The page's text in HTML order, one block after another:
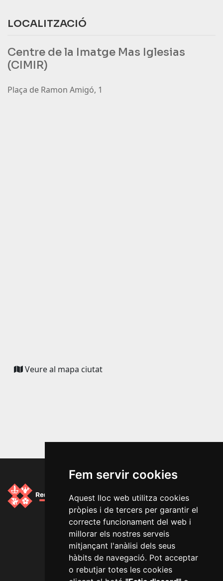
Fem servir cookies
Aquest lloc web utilitza cookies
pròpies i de tercers per garantir el
correcte funcionament del web i
millorar els nostres serveis
mitjançant l'anàlisi dels seus
hàbits de navegació. Pot acceptar
o rebutjar totes les cookies
LOCALITZACIÓ
Centre de la Imatge Mas Iglesias
(CIMIR)
Plaça de Ramon Amigó, 1
Veure al mapa ciutat
Segueix-nos a les xarxes socials